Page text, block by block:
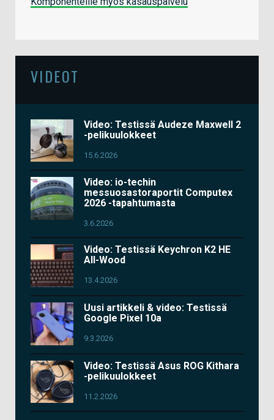
VIDEOT
Video: Testissä Audeze Maxwell 2
-pelikuulokkeet
15.6.2026
Video: io-techin
messuosastoraportit Computex
2026 -tapahtumasta
3.6.2026
Video: Testissä Keychron K2 HE
All-Wood
13.4.2026
Uusi artikkeli & video: Testissä
Google Pixel 10a
9.3.2026
Video: Testissä Asus ROG Kithara
-pelikuulokkeet
11.2.2026